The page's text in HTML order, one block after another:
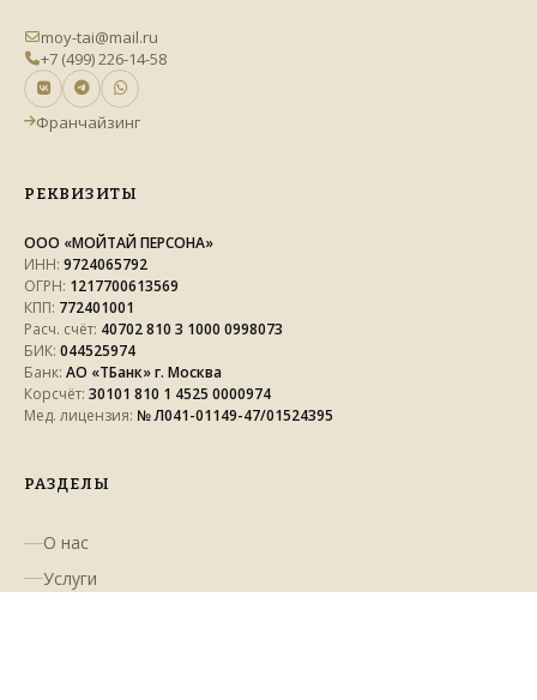
moy-tai@mail.ru
+7 (499) 226-14-58
Франчайзинг
РЕКВИЗИТЫ
ООО «МОЙТАЙ ПЕРСОНА»
ИНН: 9724065792
ОГРН: 1217700613569
КПП: 772401001
Расч. счёт: 40702 810 3 1000 0998073
БИК: 044525974
Банк: АО «ТБанк» г. Москва
Корсчёт: 30101 810 1 4525 0000974
Мед. лицензия: № Л041-01149-47/01524395
РАЗДЕЛЫ
О нас
Услуги